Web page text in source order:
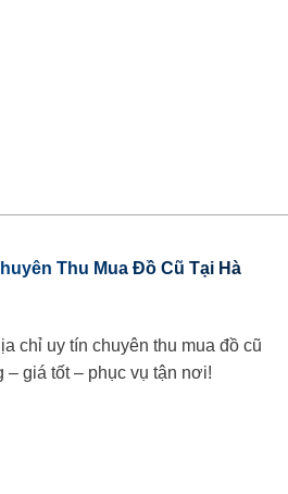
Thu Mua Đồ Cũ Tại Hà
chỉ uy tín chuyên thu mua đồ cũ
– giá tốt – phục vụ tận nơi!